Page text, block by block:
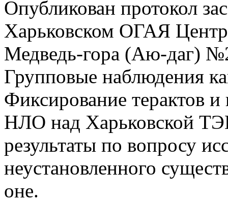
Опубликован протокол
Харьковском ОГАЯ
Медведь-гора (Аю-даг)
Групповые наблюдения
Фиксирование терактов
НЛО над Харьковской
результаты по вопросу
неустановленного
оне.